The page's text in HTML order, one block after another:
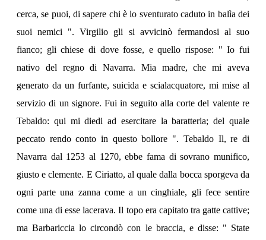
cerca, se puoi, di sapere chi è lo sventurato caduto in balìa dei
suoi nemici ". Virgilio gli si avvicinò fermandosi al suo
fianco; gli chiese di dove fosse, e quello rispose: " Io fui
nativo del regno di Navarra. Mia madre, che mi aveva
generato da un furfante, suicida e scialacquatore, mi mise al
servizio di un signore. Fui in seguito alla corte del valente re
Tebaldo: qui mi diedi ad esercitare la baratteria; del quale
peccato rendo conto in questo bollore ". Tebaldo Il, re di
Navarra dal 1253 al 1270, ebbe fama di sovrano munifico,
giusto e clemente. E Ciriatto, al quale dalla bocca sporgeva da
ogni parte una zanna come a un cinghiale, gli fece sentire
come una di esse lacerava. Il topo era capitato tra gatte cattive;
ma Barbariccia lo circondò con le braccia, e disse: " State